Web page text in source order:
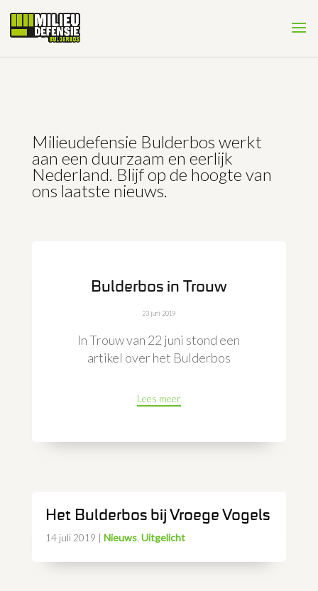
Milieudefensie Bulderbos werkt
aan een duurzaam en eerlijk
Nederland. Blijf op de hoogte van
ons laatste nieuws.
Bulderbos in Trouw
23 juni 2019
In Trouw van 22 juni stond een
artikel over het Bulderbos
Lees meer
Het Bulderbos bij Vroege Vogels
14 juli 2019 | Nieuws, Uitgelicht